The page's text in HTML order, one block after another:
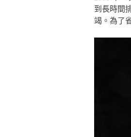
到長時間
竭。為了